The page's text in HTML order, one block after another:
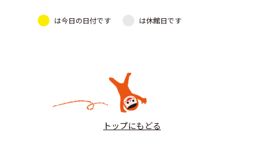
は今日の日付です は休館日です
トップにもどる